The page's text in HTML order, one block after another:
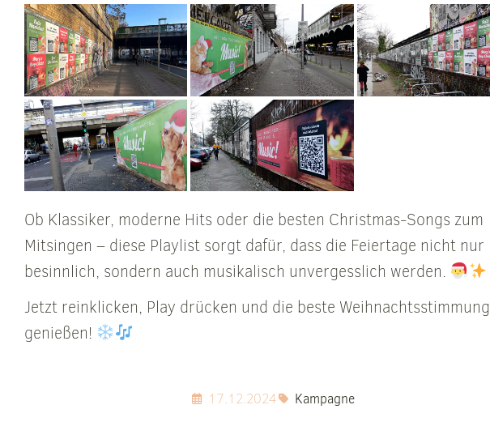
Ob Klassiker, moderne Hits oder die besten Christmas-Songs zum
Mitsingen – diese Playlist sorgt dafür, dass die Feiertage nicht nur
besinnlich, sondern auch musikalisch unvergesslich werden.
Jetzt reinklicken, Play drücken und die beste Weihnachtsstimmung
genießen!
17.12.2024 Kampagne